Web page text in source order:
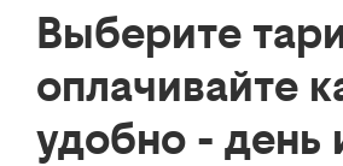
Выберите
оплачивайте
удобно - день